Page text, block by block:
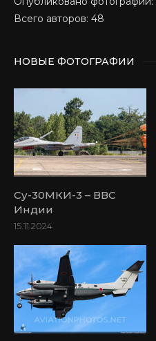
Всего авторов: 48
НОВЫЕ ФОТОГРАФИИ
Су-30МКИ-3 – ВВС
Индии
15.11.2024